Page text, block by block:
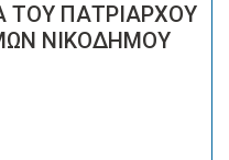
ΤΟΥ ΠΑΤΡΙΑΡΧΟΥ
ΝΙΚΟΔΗΜΟΥ